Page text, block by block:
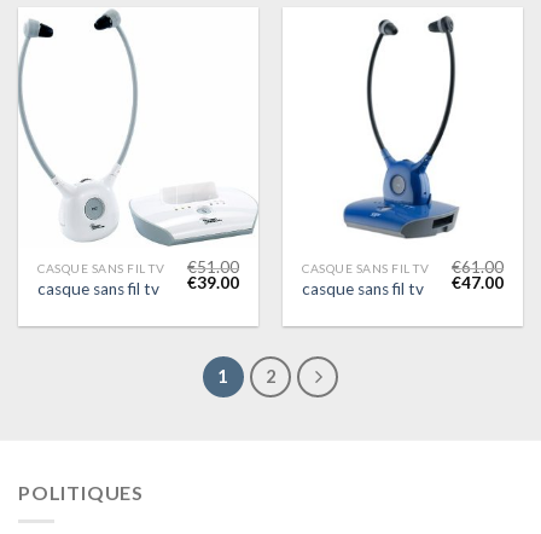
CASQUE SANS FIL TV
casque sans fil tv
€51.00
€39.00
CASQUE SANS FIL TV
casque sans fil tv
€61.00
€47.00
1 2
POLITIQUES